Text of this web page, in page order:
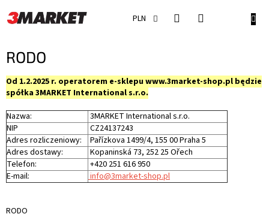
do
treści
PLN
RODO
Od 1.2.2025 r. operatorem e-sklepu www.3market-shop.pl będzie
spółka 3MARKET International s.r.o.
Nazwa:
3MARKET International s.r.o.
NIP
CZ24137243
Adres rozliczeniowy:
Pařízkova 1499/4, 155 00 Praha 5
Adres dostawy:
Kopaninská 73, 252 25 Ořech
Telefon:
+420 251 616 950
E-mail:
info@3market-shop.pl
RODO